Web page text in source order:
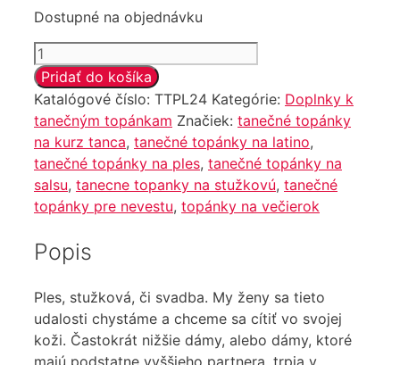
Dostupné na objednávku
množstvo
Tanečné
topánky
na
platforme
Pridať do košíka
Katalógové číslo: TTPL24 Kategórie: Doplnky k
tanečným topánkam Značiek: tanečné topánky
na kurz tanca, tanečné topánky na latino,
tanečné topánky na ples, tanečné topánky na
salsu, tanecne topanky na stužkovú, tanečné
topánky pre nevestu, topánky na večierok
Popis
Ples, stužková, či svadba. My ženy sa tieto
udalosti chystáme a chceme sa cítiť vo svojej
koži. Častokrát nižšie dámy, alebo dámy, ktoré